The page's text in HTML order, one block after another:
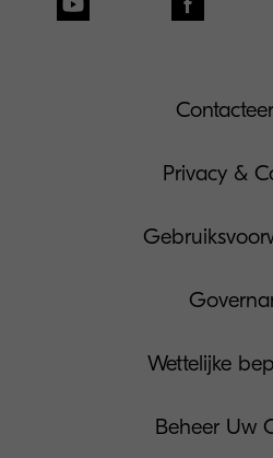
Privacy &
Wettelijke
Beheer Uw